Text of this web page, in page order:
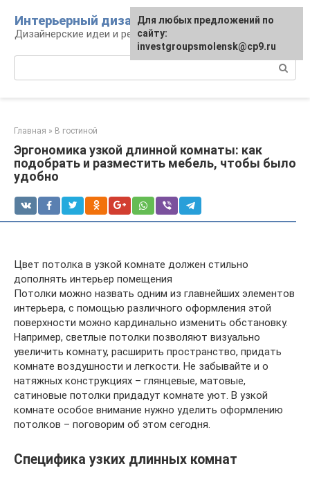
контенту
Интерьерный дизайн
Дизайнерские идеи и решения
Главная » В гостиной
Эргономика узкой длинной комнаты: как
подобрать и разместить мебель, чтобы было
удобно
Цвет потолка в узкой комнате должен стильно
дополнять интерьер помещения
Потолки можно назвать одним из главнейших элементов
интерьера, с помощью различного оформления этой
поверхности можно кардинально изменить обстановку.
Например, светлые потолки позволяют визуально
увеличить комнату, расширить пространство, придать
комнате воздушности и легкости. Не забывайте и о
натяжных конструкциях – глянцевые, матовые,
сатиновые потолки придадут комнате уют. В узкой
комнате особое внимание нужно уделить оформлению
потолков – поговорим об этом сегодня.
Специфика узких длинных комнат
Для любых предложений по
сайту:
investgroupsmolensk@cp9.ru